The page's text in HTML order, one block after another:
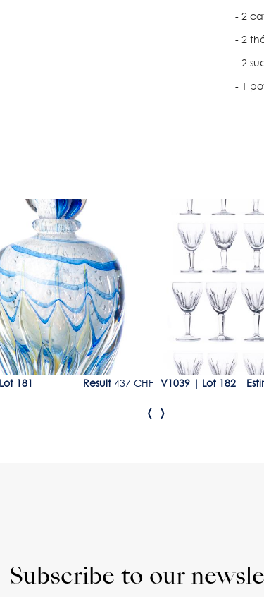
- 2
- 2
- 2
- 1
Lot 181 Result437 CHF
Lot 182
V1039| Lot 182
‹ ›
Subscribe to our